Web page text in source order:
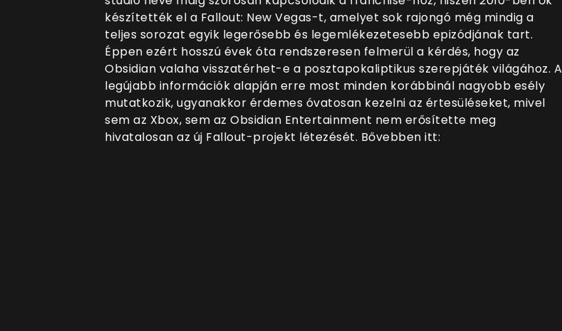
készítették el a Fallout: New Vegas-t, amelyet sok rajongó még mindig a
teljes sorozat egyik legerősebb és legemlékezetesebb epizódjának tart.
Éppen ezért hosszú évek óta rendszeresen felmerül a kérdés, hogy az
Obsidian valaha visszatérhet-e a posztapokaliptikus szerepjáték világához. A
legújabb információk alapján erre most minden korábbinál nagyobb esély
mutatkozik, ugyanakkor érdemes óvatosan kezelni az értesüléseket, mivel
sem az Xbox, sem az Obsidian Entertainment nem erősítette meg
hivatalosan az új Fallout-projekt létezését. Bővebben itt: